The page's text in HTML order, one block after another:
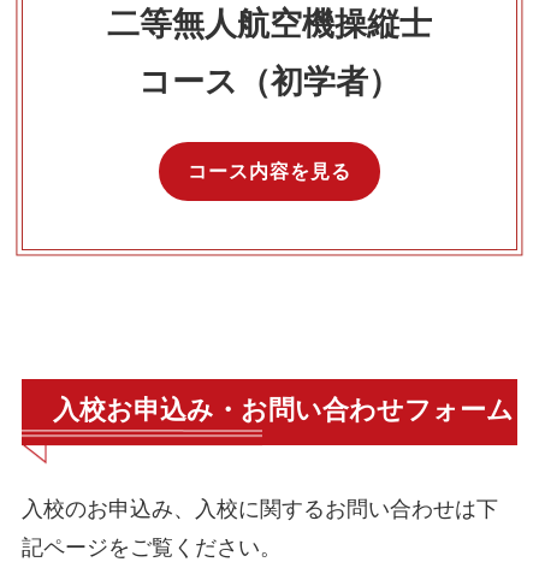
二等無人航空機操縦士
コース（初学者）
コース内容を見る
入校お申込み・お問い合わせフォーム
入校のお申込み、入校に関するお問い合わせは下
記ページをご覧ください。